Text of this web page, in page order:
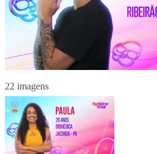
22 imagens